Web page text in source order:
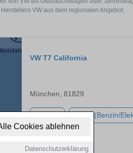
Cookies ablehnen
Datenschutzerklärung
Herstellers VW aus dem regionalen Angebot.
VW T7 California
München, 81829
Hybrid (Benzin/